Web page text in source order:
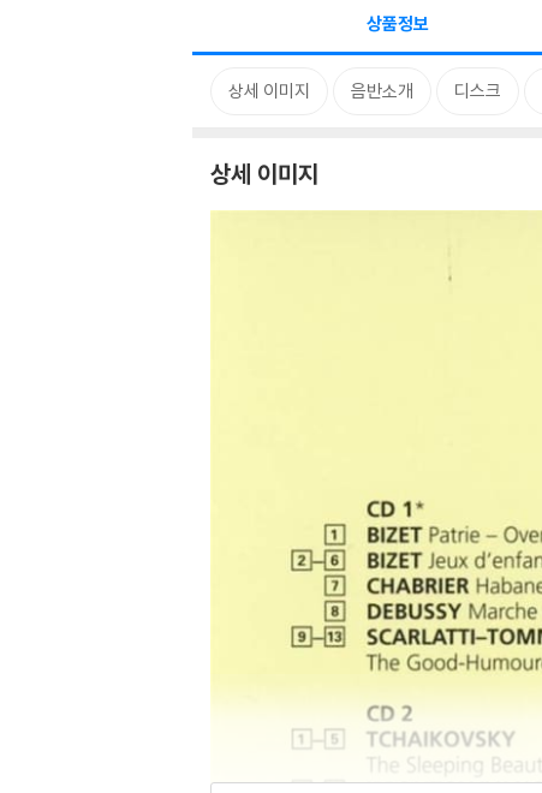
상품정보
상세 이미지 음반소개 디스크
상세 이미지